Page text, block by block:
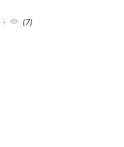
+ (7)